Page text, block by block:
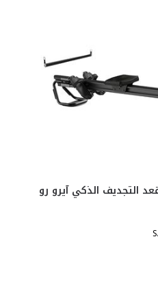
التجديف الذكي آيرو رو